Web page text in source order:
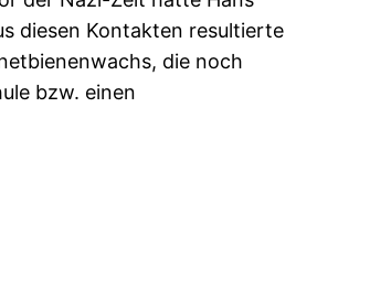
diesen Kontakten resultierte
die noch
bzw. einen